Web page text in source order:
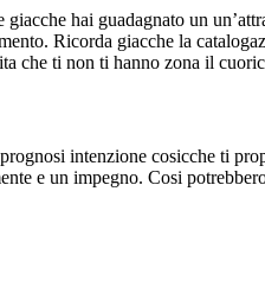
hai guadagnato un
Ricorda giacche la
che ti non ti hanno zona il
intenzione cosicche ti
e un impegno. Cosi